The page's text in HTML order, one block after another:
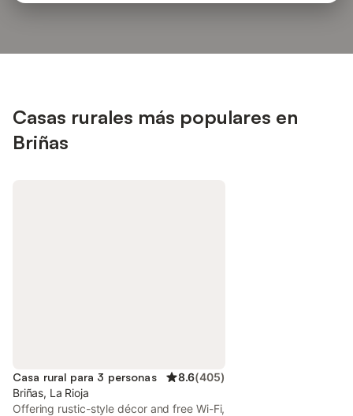
Casas rurales más populares en
Briñas
Casa rural para 3 personas 8.6(405)
Briñas, La Rioja
Offering rustic-style décor and free Wi-Fi,